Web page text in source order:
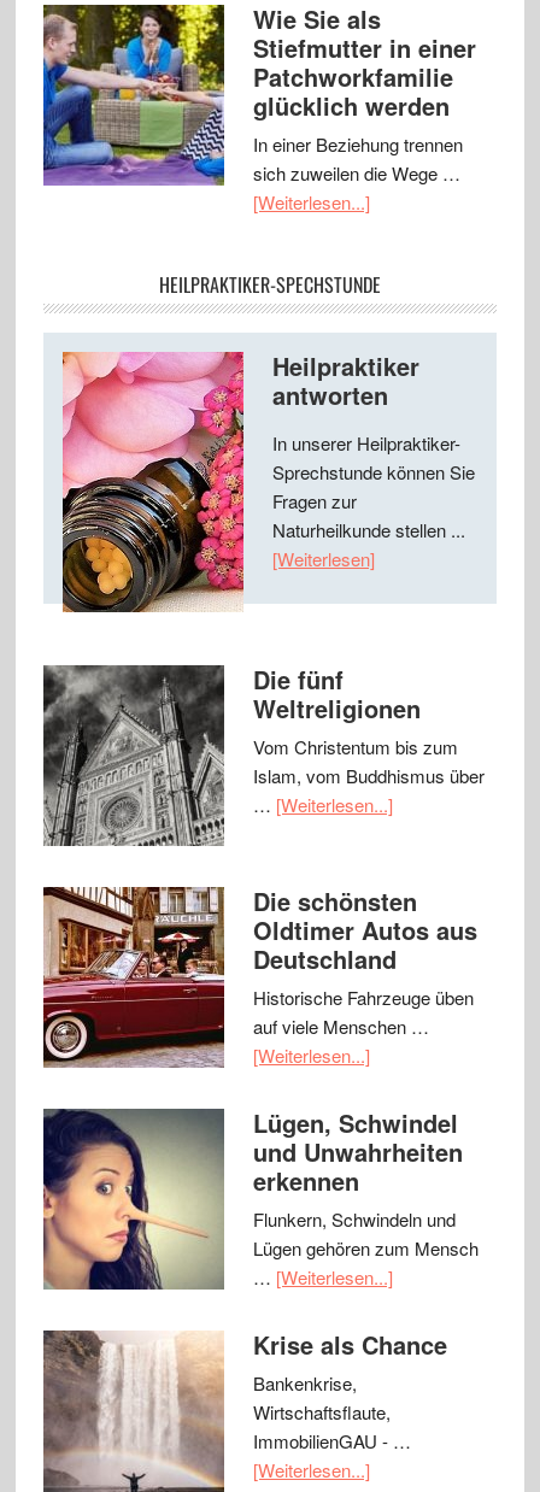
Wie Sie als
Stiefmutter in einer
Patchworkfamilie
glücklich werden
In einer Beziehung trennen
sich zuweilen die Wege …
[Weiterlesen...]
HEILPRAKTIKER-SPECHSTUNDE
Heilpraktiker
antworten
In unserer Heilpraktiker-
Sprechstunde können Sie
Fragen zur
Naturheilkunde stellen ...
[Weiterlesen]
Die fünf
Weltreligionen
Vom Christentum bis zum
Islam, vom Buddhismus über
… [Weiterlesen...]
Die schönsten
Oldtimer Autos aus
Deutschland
Historische Fahrzeuge üben
auf viele Menschen …
[Weiterlesen...]
Lügen, Schwindel
und Unwahrheiten
erkennen
Flunkern, Schwindeln und
Lügen gehören zum Mensch
… [Weiterlesen...]
Krise als Chance
Bankenkrise,
Wirtschaftsflaute,
ImmobilienGAU - …
[Weiterlesen...]